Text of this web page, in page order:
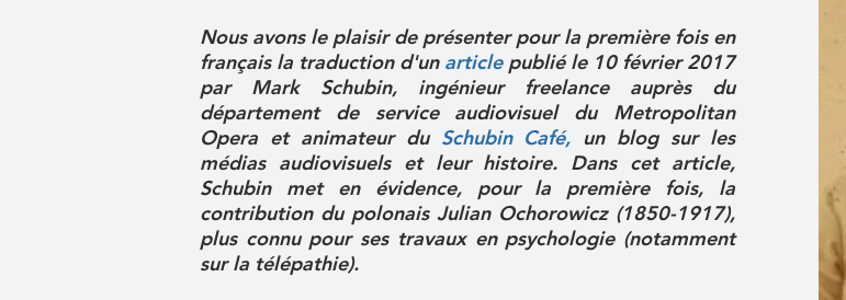
Nous avons le plaisir de présenter pour la première fois en
français la traduction d'un article publié le 10 février 2017
par Mark Schubin, ingénieur freelance auprès du
département de service audiovisuel du Metropolitan
Opera et animateur du Schubin Café, un blog sur les
médias audiovisuels et leur histoire. Dans cet article,
Schubin met en évidence, pour la première fois, la
contribution du polonais Julian Ochorowicz (1850-1917),
plus connu pour ses travaux en psychologie (notamment
sur la télépathie).